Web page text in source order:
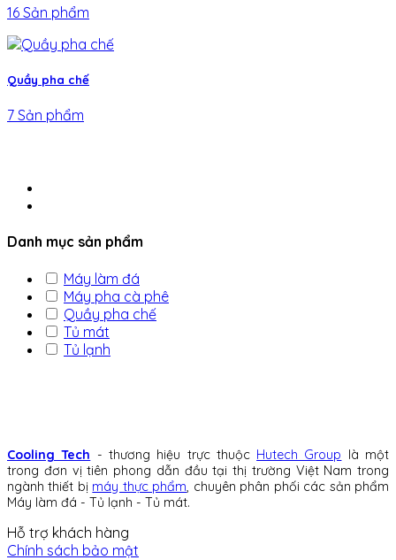
16 Sản phẩm
Quầy pha chế
7 Sản phẩm
Danh mục sản phẩm
Máy làm đá
Máy pha cà phê
Quầy pha chế
Tủ mát
Tủ lạnh
Cooling Tech - thương hiệu trực thuộc Hutech Group là một
trong đơn vị tiên phong dẫn đầu tại thị trường Việt Nam trong
ngành thiết bị máy thực phẩm, chuyên phân phối các sản phẩm
Máy làm đá - Tủ lạnh - Tủ mát.
Hỗ trợ khách hàng
Chính sách bảo mật